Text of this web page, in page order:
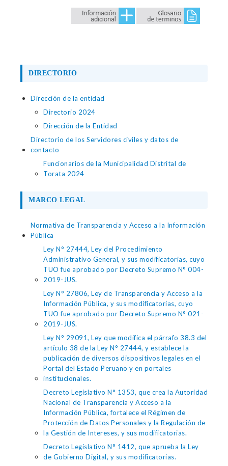
DIRECTORIO
Dirección de la entidad
Directorio 2024
Dirección de la Entidad
Directorio de los Servidores civiles y datos de
contacto
Funcionarios de la Municipalidad Distrital de
Torata 2024
MARCO LEGAL
Normativa de Transparencia y Acceso a la Información
Pública
Ley N° 27444, Ley del Procedimiento
Administrativo General, y sus modificatorias, cuyo
TUO fue aprobado por Decreto Supremo N° 004-
2019-JUS.
Ley N° 27806, Ley de Transparencia y Acceso a la
Información Pública, y sus modificatorias, cuyo
TUO fue aprobado por Decreto Supremo N° 021-
2019-JUS.
Ley N° 29091, Ley que modifica el párrafo 38.3 del
artículo 38 de la Ley N° 27444, y establece la
publicación de diversos dispositivos legales en el
Portal del Estado Peruano y en portales
institucionales.
Decreto Legislativo N° 1353, que crea la Autoridad
Nacional de Transparencia y Acceso a la
Información Pública, fortalece el Régimen de
Protección de Datos Personales y la Regulación de
la Gestión de Intereses, y sus modificatorias.
Decreto Legislativo N° 1412, que aprueba la Ley
de Gobierno Digital, y sus modificatorias.